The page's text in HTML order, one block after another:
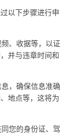
以下步骤进行申
、收据等，以证
并与违章时间和
，确保信息准确
地点等，这将为
您的身份证、驾